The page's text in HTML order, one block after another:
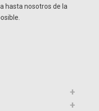
hasta nosotros de la